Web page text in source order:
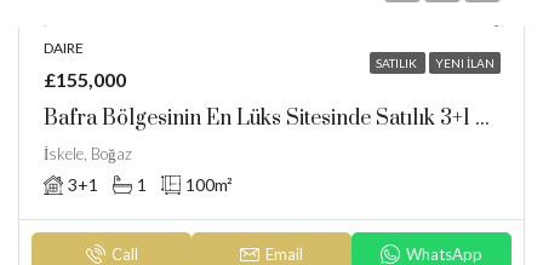
SATILIK YENI İLAN
DAIRE
£155,000
Bafra Bölgesinin En Lüks Sitesinde Satılık 3+1 Daire
İskele, Boğaz
3+1 1 100m²
Call Email WhatsApp